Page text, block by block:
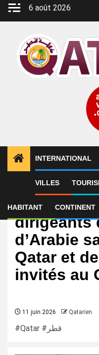
Aller
6 août 2026
INTERNATIONAL
VILLES
HABITANT CONTINENT
International
Moyen-
dirigeants
d’Arabie
Qatar et
invités au
11 juin 2026 Qatarien
#Qatar #قطر